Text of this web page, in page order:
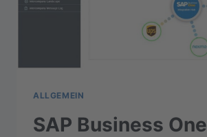
ALLGEMEIN
SAP Business One